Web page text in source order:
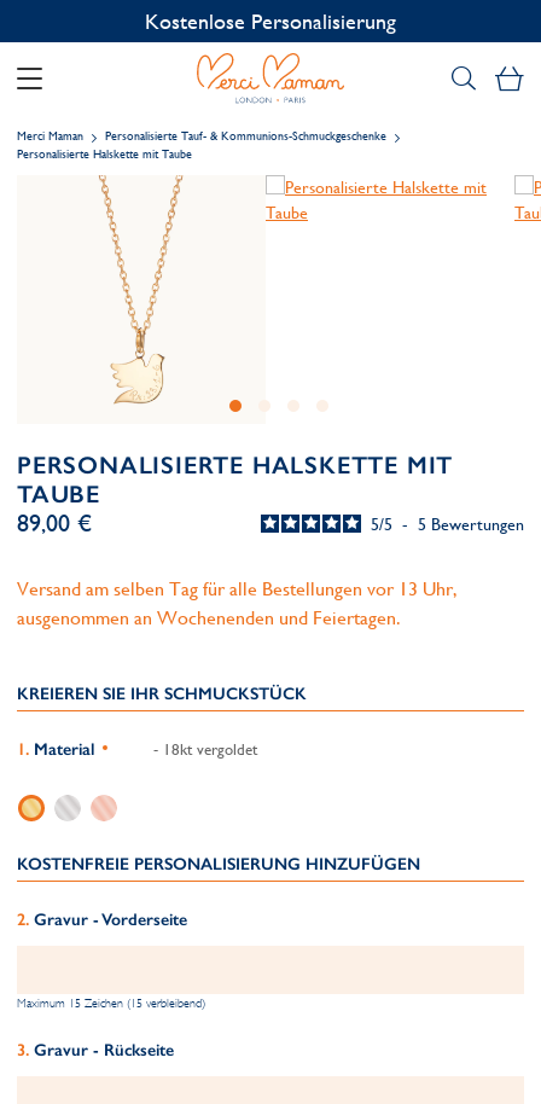
Kostenlose Personalisierung
Merci Maman
Personalisierte Tauf- & Kommunions-Schmuckgeschenke
Personalisierte Halskette mit Taube
PERSONALISIERTE HALSKETTE MIT
TAUBE
5/5 - 5 Bewertungen
89,00 €
Versand am selben Tag für alle Bestellungen vor 13 Uhr,
ausgenommen an Wochenenden und Feiertagen.
KREIEREN SIE IHR SCHMUCKSTÜCK
Material - 18kt vergoldet
KOSTENFREIE PERSONALISIERUNG HINZUFÜGEN
Gravur - Vorderseite
Maximum 15 Zeichen (15 verbleibend)
Gravur - Rückseite